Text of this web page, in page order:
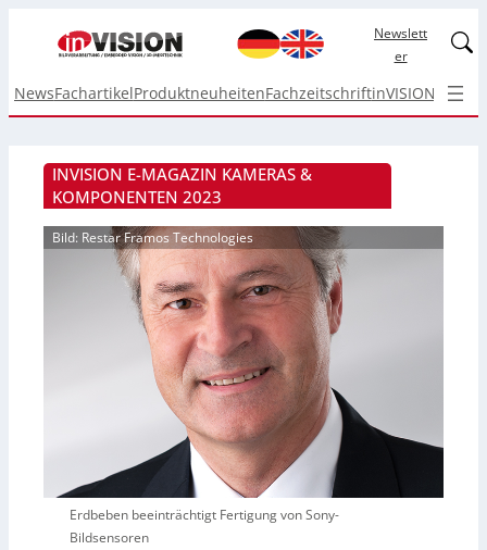
Newslett
er
NewsFachartikelProduktneuheitenFachzeitschriftinVISION Top
INVISION E-MAGAZIN KAMERAS &
KOMPONENTEN 2023
Bild: Restar Framos Technologies
Erdbeben beeinträchtigt Fertigung von Sony-
Bildsensoren